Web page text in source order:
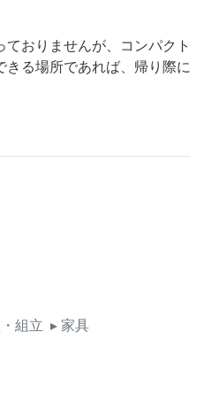
おりませんが、コンパクト
きる場所であれば、帰り際に
組立 ▸ 家具